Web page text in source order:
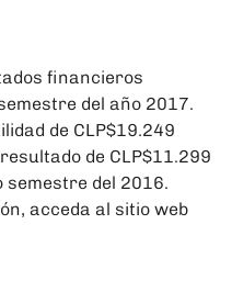
financieros
del año 2017.
de CLP$19.249
de CLP$11.299
semestre del 2016.
acceda al sitio web